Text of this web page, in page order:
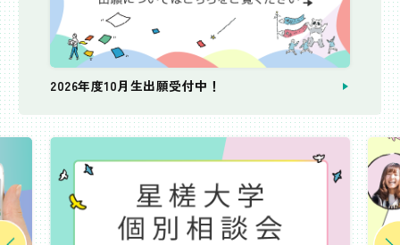
2026年度10月生出願受付中！